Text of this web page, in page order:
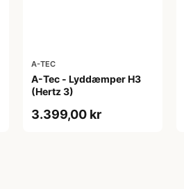
A-TEC
A-Tec - Lyddæmper H3
(Hertz 3)
3.399,00 kr